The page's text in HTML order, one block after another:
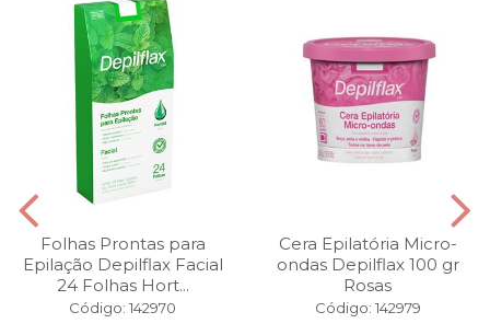
Folhas Prontas para
Epilação Depilflax Facial
24 Folhas Hort...
Código: 142970
Cera Epilatória Micro-
ondas Depilflax 100 gr
Rosas
Código: 142979